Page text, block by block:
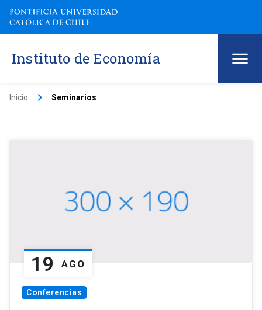
Instituto de Economía
Inicio keyboard_arrow_right Seminarios
19 AGO
Conferencias